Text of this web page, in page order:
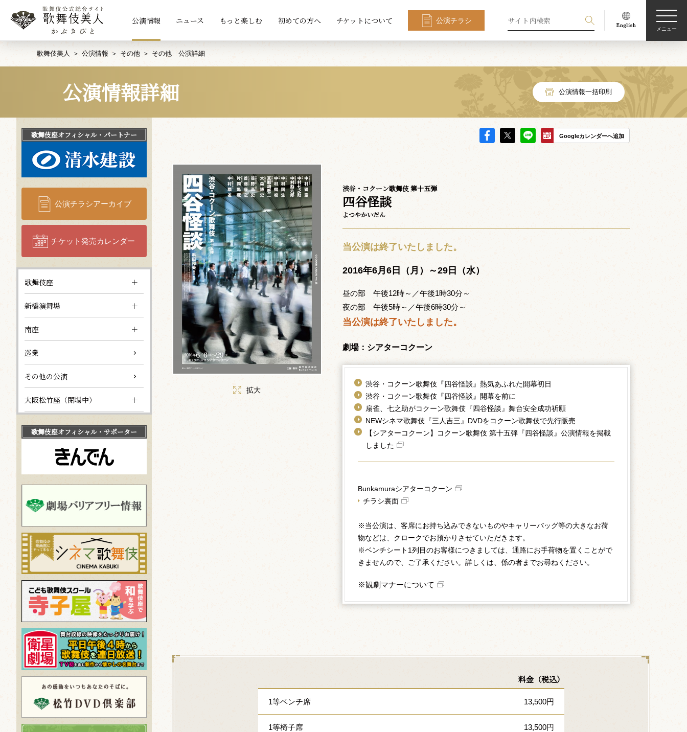
公演情報 ニュース もっと楽しむ 初めての方へ チケットについて 公演チラシ
メニュー
歌舞伎美人 公演情報 その他 その他 公演詳細
公演情報詳細 公演情報一括印刷
Googleカレンダーへ追加
拡大
渋谷・コクーン歌舞伎 第十五弾
四谷怪談
よつやかいだん
当公演は終了いたしました。
2016年6月6日（月）～29日（水）
昼の部 午後12時～／午後1時30分～
夜の部 午後5時～／午後6時30分～
当公演は終了いたしました。
劇場：シアターコクーン
渋谷・コクーン歌舞伎『四谷怪談』熱気あふれた開幕初日
渋谷・コクーン歌舞伎『四谷怪談』開幕を前に
扇雀、七之助がコクーン歌舞伎『四谷怪談』舞台安全成功祈願
NEWシネマ歌舞伎『三人吉三』DVDをコクーン歌舞伎で先行販売
【シアターコクーン】コクーン歌舞伎 第十五弾『四谷怪談』公演情報を掲載
しました
Bunkamuraシアターコクーン
チラシ裏面
※当公演は、客席にお持ち込みできないものやキャリーバッグ等の大きなお荷
物などは、クロークでお預かりさせていただきます。
※ベンチシート1列目のお客様につきましては、通路にお手荷物を置くことがで
きませんので、ご了承ください。詳しくは、係の者までお尋ねください。
※観劇マナーについて
料金（税込）
1等ベンチ席 13,500円
1等椅子席 13,500円
歌舞伎座オフィシャル・パートナー
公演チラシアーカイブ
チケット発売カレンダー
歌舞伎座
新橋演舞場
南座
巡業
その他の公演
大阪松竹座（閉場中）
歌舞伎座オフィシャル・サポーター